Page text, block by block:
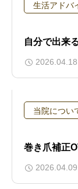
生活アドバ
自分で出来
2026.04.18
当院につい
巻き爪補正
2026.04.09